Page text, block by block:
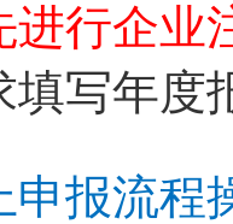
进行企业
填写年度
申报流程